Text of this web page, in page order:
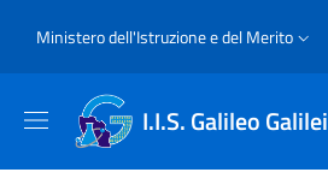
Slim top
Ministero dell'Istruzione e del Merito
I.I.S. Galileo Galilei